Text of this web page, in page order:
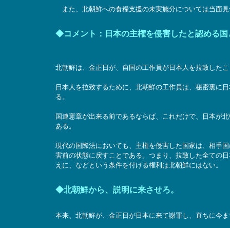
また、北朝鮮への食糧支援の未実施分については当面
◆コメント：日本の主権を侵害したと認める
北朝鮮は、金正日が、自国の工作員が日本人を拉致した
日本人を拉致するために、北朝鮮の工作員は、秘密裏に
る。
国連憲章が出来る前であるならば、これだけで、日本が
ある。
現代の国際法においても、主権を侵害した国家は、相手
害前の状態に戻すことである。つまり、拉致した全ての
えに、などという条件を付ける権利は北朝鮮にはない。
◆北朝鮮から、説明に来させろ。
本来、北朝鮮が、金正日が日本に来て謝罪し、直ちに今